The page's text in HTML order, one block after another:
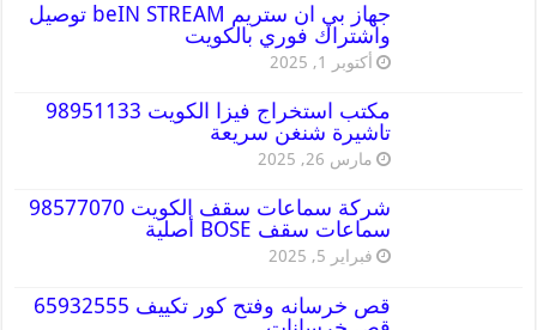
جهاز بي ان ستريم beIN STREAM توصيل
واشتراك فوري بالكويت
أكتوبر 1, 2025
مكتب استخراج فيزا الكويت 98951133
تاشيرة شنغن سريعة
مارس 26, 2025
شركة سماعات سقف الكويت 98577070
سماعات سقف BOSE أصلية
فبراير 5, 2025
قص خرسانه وفتح كور تكييف 65932555